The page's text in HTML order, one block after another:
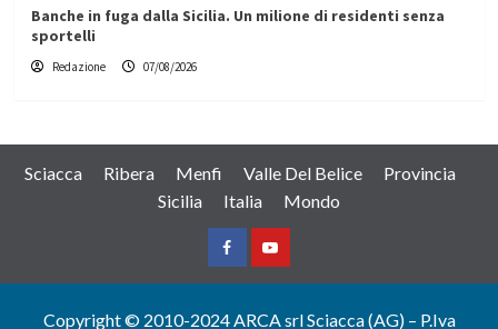
Banche in fuga dalla Sicilia. Un milione di residenti senza
sportelli
Redazione 07/08/2026
Sciacca Ribera Menfi Valle Del Belice
Provincia
Sicilia
Italia Mondo
FacebookYountube
Copyright © 2010-2024 ARCA srl Sciacca (AG) – P.Iva